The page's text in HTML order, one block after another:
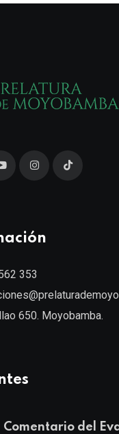
353
650. Moyobamba.
Comentario del